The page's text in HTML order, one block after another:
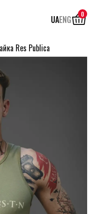
UAENG 0
Res Publica